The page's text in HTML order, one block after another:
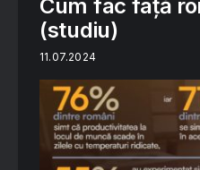
Cum fac față
(studiu)
11.07.2024